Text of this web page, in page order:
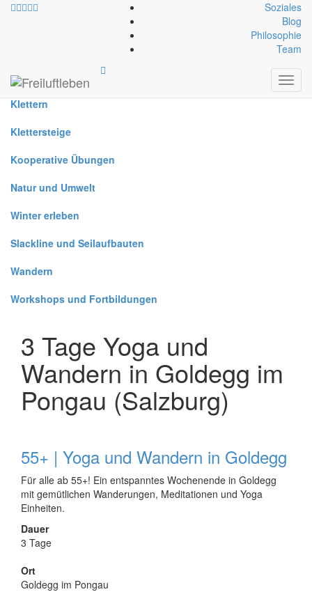
Soziales
Blog
Philosophie
Team
Canyoning
Klettern
Klettersteige
Kooperative Übungen
Natur und Umwelt
Winter erleben
Slackline und Seilaufbauten
Wandern
Workshops und Fortbildungen
3 Tage Yoga und
Wandern in Goldegg im
Pongau (Salzburg)
55+ | Yoga und Wandern in Goldegg
Für alle ab 55+! Ein entspanntes Wochenende in Goldegg
mit gemütlichen Wanderungen, Meditationen und Yoga
Einheiten.
Dauer
3 Tage
Ort
Goldegg im Pongau